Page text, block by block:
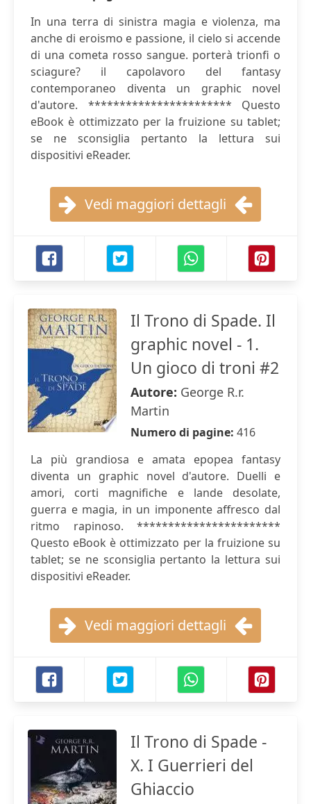
In una terra di sinistra magia e violenza, ma
anche di eroismo e passione, il cielo si accende
di una cometa rosso sangue. porterà trionfi o
sciagure? il capolavoro del fantasy
contemporaneo diventa un graphic novel
d'autore. *********************** Questo
eBook è ottimizzato per la fruizione su tablet;
se ne sconsiglia pertanto la lettura sui
dispositivi eReader.
Vedi maggiori dettagli
Il Trono di Spade. Il
graphic novel - 1.
Un gioco di troni #2
Autore: George R.r.
Martin
Numero di pagine: 416
La più grandiosa e amata epopea fantasy
diventa un graphic novel d'autore. Duelli e
amori, corti magnifiche e lande desolate,
guerra e magia, in un imponente affresco dal
ritmo rapinoso. ***********************
Questo eBook è ottimizzato per la fruizione su
tablet; se ne sconsiglia pertanto la lettura sui
dispositivi eReader.
Vedi maggiori dettagli
Il Trono di Spade -
X. I Guerrieri del
Ghiaccio